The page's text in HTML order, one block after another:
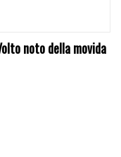
noto della movida